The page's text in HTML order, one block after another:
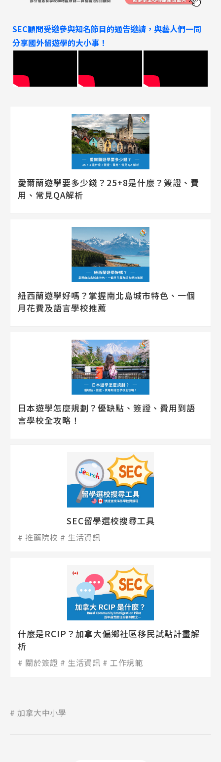
SEC顧問受邀參與知名節目的通告邀請，與藝人們一同
分享國外留遊學的大小事！
愛爾蘭遊學要多少錢？25+8是什麼？簽證、費
用、常見QA解析
紐西蘭遊學好嗎？掌握南北島城市特色、一個
月花費及語言學校推薦
日本遊學怎麼規劃？優缺點、簽證、費用到語
言學校全攻略！
SEC留學選校搜尋工具
推薦院校 生活資訊
什麼是RCIP？加拿大偏鄉社區移民試點計畫解
析
關於簽證 生活資訊 工作規範
加拿大中小學